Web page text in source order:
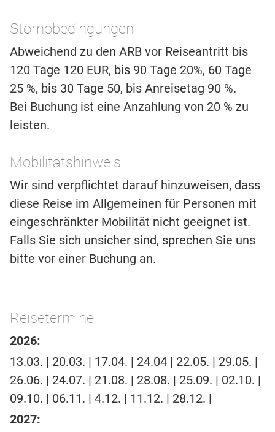
Stornobedingungen
Abweichend zu den ARB vor Reiseantritt bis
120 Tage 120 EUR, bis 90 Tage 20%, 60 Tage
25 %, bis 30 Tage 50, bis Anreisetag 90 %.
Bei Buchung ist eine Anzahlung von 20 % zu
leisten.
Mobilitätshinweis
Wir sind verpflichtet darauf hinzuweisen, dass
diese Reise im Allgemeinen für Personen mit
eingeschränkter Mobilität nicht geeignet ist.
Falls Sie sich unsicher sind, sprechen Sie uns
bitte vor einer Buchung an.
Reisetermine
2026:
13.03. | 20.03. | 17.04. | 24.04 | 22.05. | 29.05. |
26.06. | 24.07. | 21.08. | 28.08. | 25.09. | 02.10. |
09.10. | 06.11. | 4.12. | 11.12. | 28.12. |
2027: